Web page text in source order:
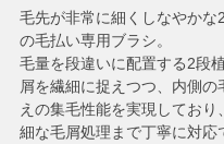
毛先が非常に細くしなやか
の毛払い専用ブラシ。
毛量を段違いに配置する2段
屑を繊細に捉えつつ、内側
えの集毛性能を実現してお
細な毛屑処理まで丁寧に対応